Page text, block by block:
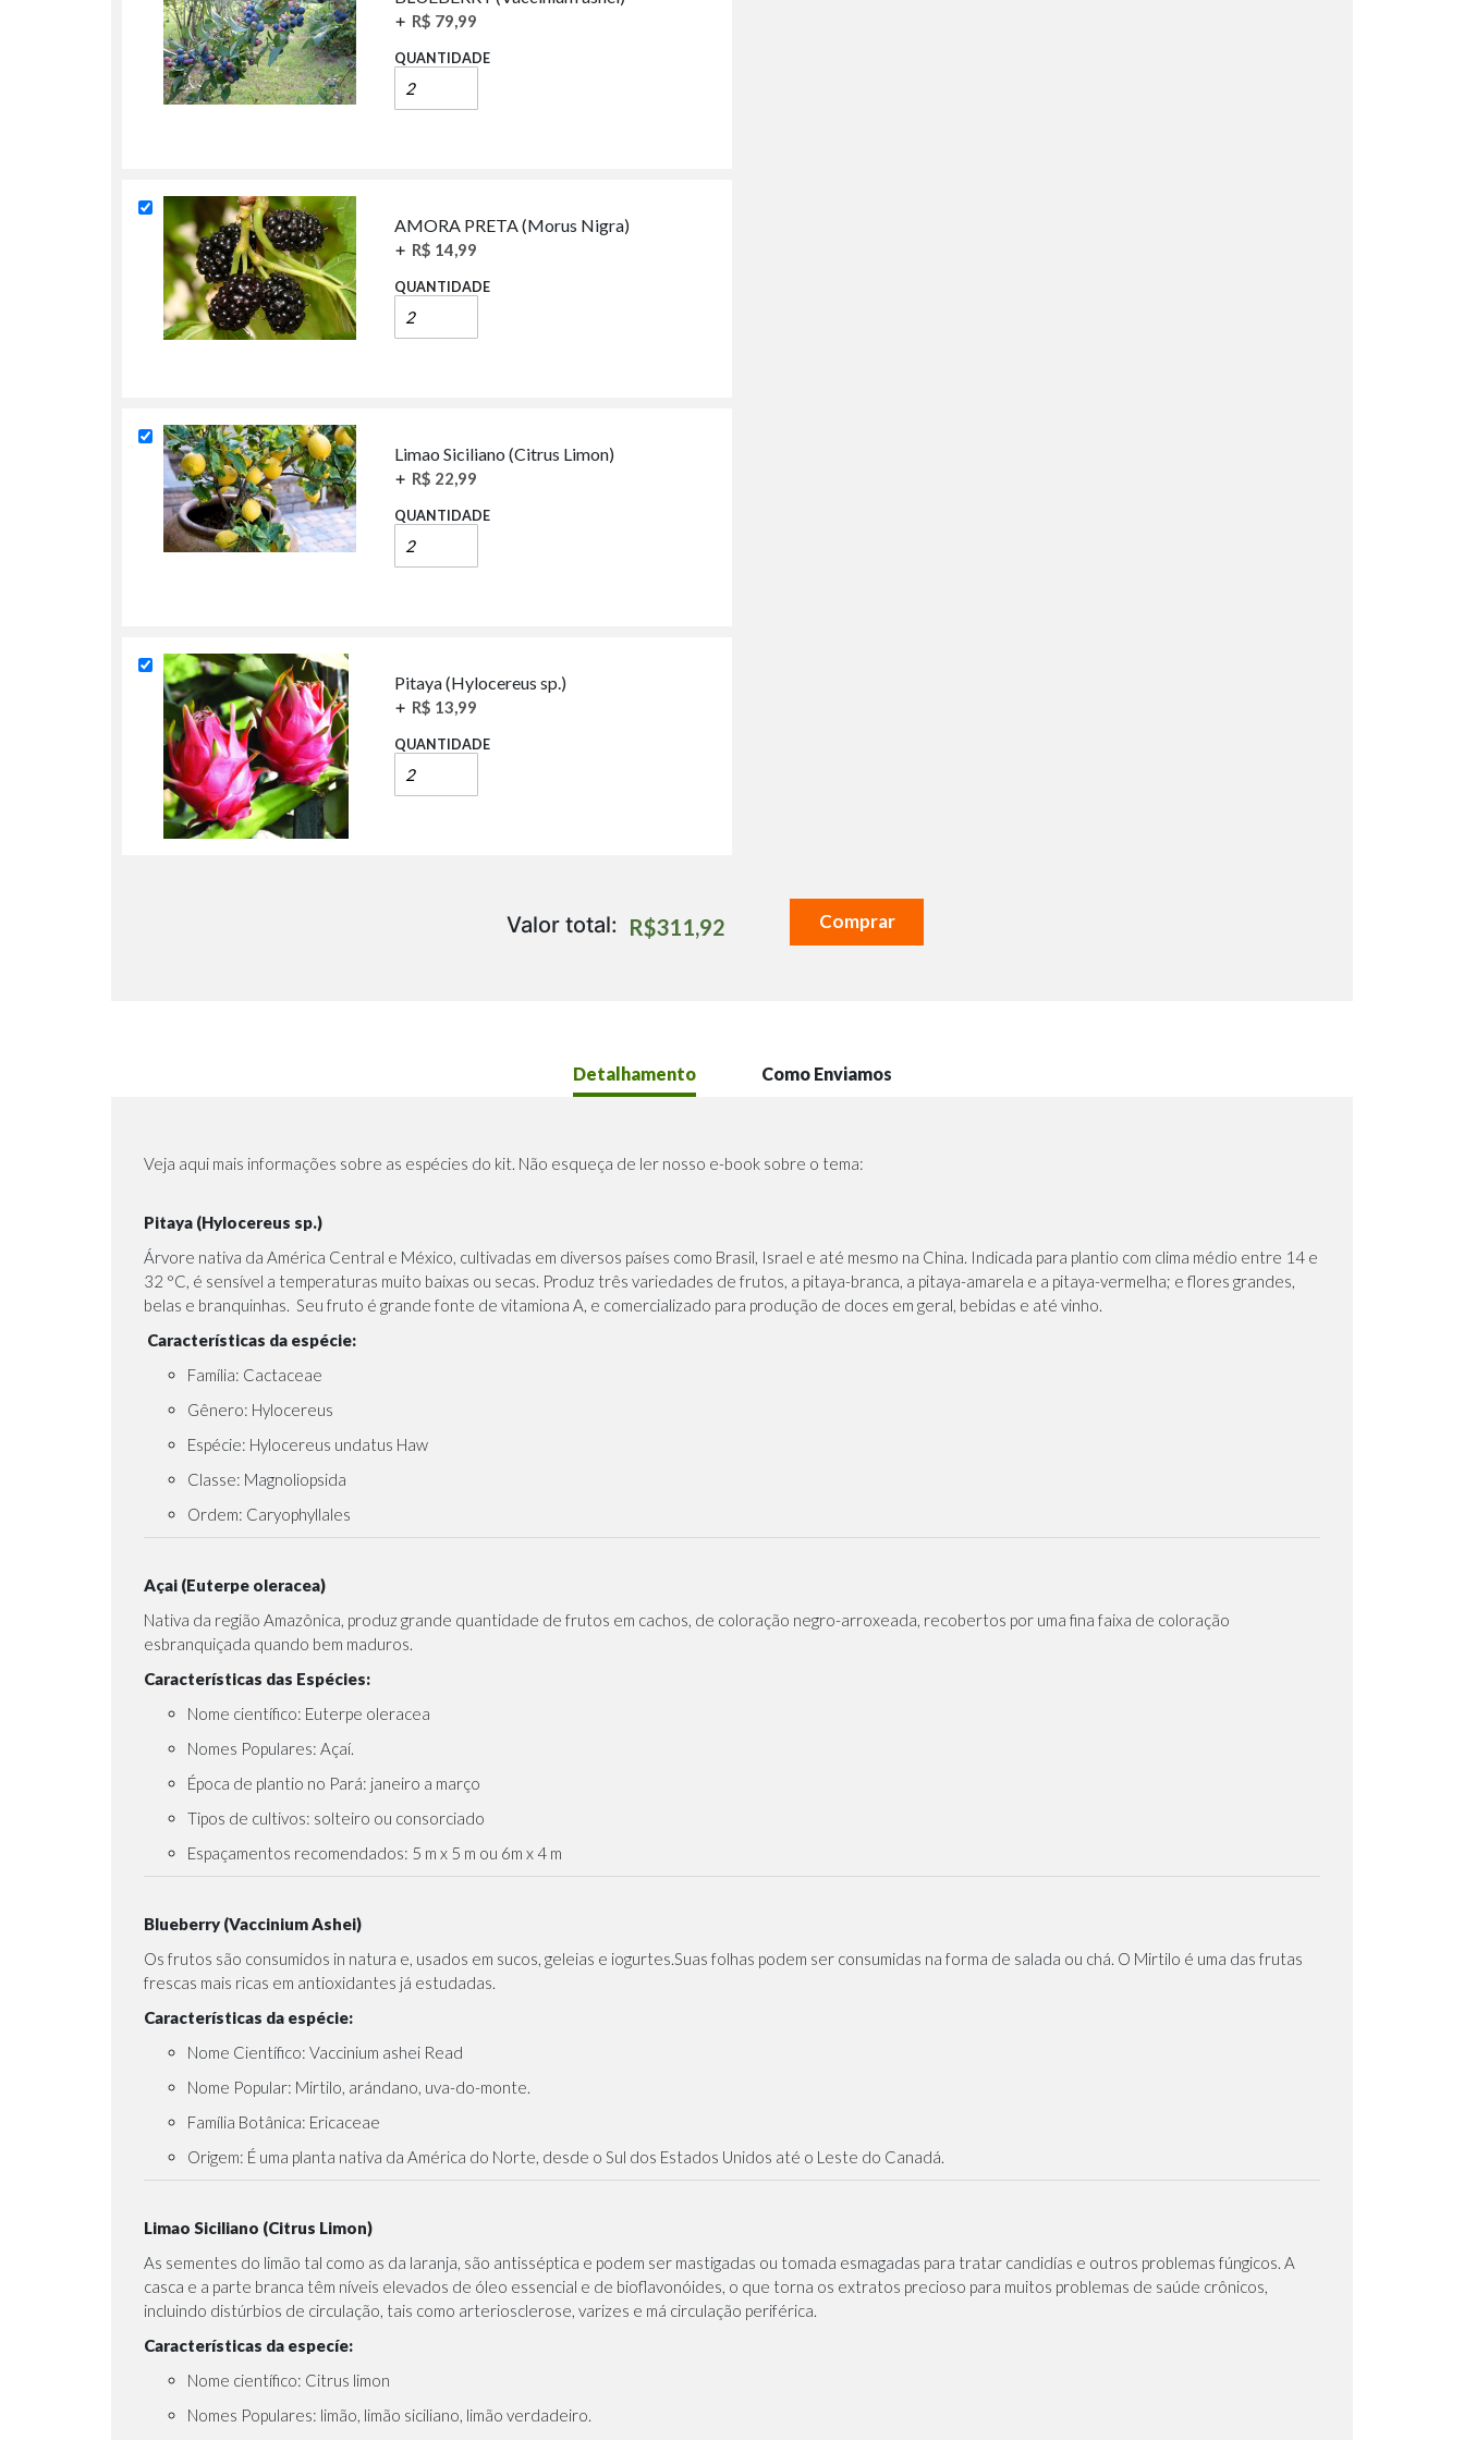
+ R$ 79,99
QUANTIDADE
AMORA PRETA (Morus Nigra)
+ R$ 14,99
QUANTIDADE
Limao Siciliano (Citrus Limon)
+ R$ 22,99
QUANTIDADE
Pitaya (Hylocereus sp.)
+ R$ 13,99
QUANTIDADE
Valor total: R$311,92 Comprar
Detalhamento
Veja aqui mais informações sobre as espécies do kit. Não esqueça de ler nosso e-book sobre o tema:
Pitaya (Hylocereus sp.)
Árvore nativa da América Central e México, cultivadas em diversos países como Brasil, Israel e até mesmo na China. Indicada para plantio com clima médio entre 14 e
32 °C, é sensível a temperaturas muito baixas ou secas. Produz três variedades de frutos, a pitaya-branca, a pitaya-amarela e a pitaya-vermelha; e flores grandes,
belas e branquinhas. Seu fruto é grande fonte de vitamiona A, e comercializado para produção de doces em geral, bebidas e até vinho.
Características da espécie:
Família: Cactaceae
Gênero: Hylocereus
Espécie: Hylocereus undatus Haw
Classe: Magnoliopsida
Ordem: Caryophyllales
Açai (Euterpe oleracea)
Nativa da região Amazônica, produz grande quantidade de frutos em cachos, de coloração negro-arroxeada, recobertos por uma fina faixa de coloração
esbranquiçada quando bem maduros.
Características das Espécies:
Nome científico: Euterpe oleracea
Nomes Populares: Açaí.
Época de plantio no Pará: janeiro a março
Tipos de cultivos: solteiro ou consorciado
Espaçamentos recomendados: 5 m x 5 m ou 6m x 4 m
Blueberry (Vaccinium Ashei)
Os frutos são consumidos in natura e, usados em sucos, geleias e iogurtes.Suas folhas podem ser consumidas na forma de salada ou chá. O Mirtilo é uma das frutas
frescas mais ricas em antioxidantes já estudadas.
Características da espécie:
Nome Científico: Vaccinium ashei Read
Nome Popular: Mirtilo, arándano, uva-do-monte.
Família Botânica: Ericaceae
Origem: É uma planta nativa da América do Norte, desde o Sul dos Estados Unidos até o Leste do Canadá.
Limao Siciliano (Citrus Limon)
As sementes do limão tal como as da laranja, são antisséptica e podem ser mastigadas ou tomada esmagadas para tratar candidías e outros problemas fúngicos. A
casca e a parte branca têm níveis elevados de óleo essencial e de bioflavonóides, o que torna os extratos precioso para muitos problemas de saúde crônicos,
incluindo distúrbios de circulação, tais como arteriosclerose, varizes e má circulação periférica.
Características da especíe:
Nome científico: Citrus limon
Nomes Populares: limão, limão siciliano, limão verdadeiro.
Como Enviamos